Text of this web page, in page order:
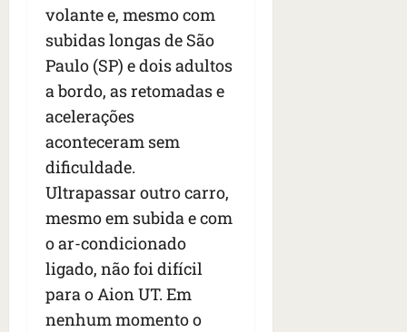
volante e, mesmo com
subidas longas de São
Paulo (SP) e dois adultos
a bordo, as retomadas e
acelerações
aconteceram sem
dificuldade.
Ultrapassar outro carro,
mesmo em subida e com
o ar-condicionado
ligado, não foi difícil
para o Aion UT. Em
nenhum momento o